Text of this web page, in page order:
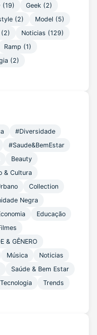
(19)
Geek (2)
(2)
Model (5)
(2)
Noticias (129)
Ramp (1)
(2)
#Diversidade
#Saude&BemEstar
Beauty
& Cultura
Collection
Negra
Educação
& GÊNERO
Música
Noticias
Saúde & Bem Estar
Tecnologia
Trends